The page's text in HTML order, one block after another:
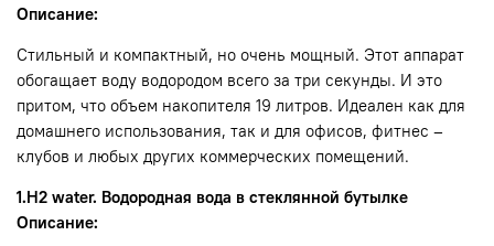
Описание:
Стильный и компактный, но очень мощный. Этот аппарат
обогащает воду водородом всего за три секунды. И это
притом, что объем накопителя 19 литров. Идеален как для
домашнего использования, так и для офисов, фитнес –
клубов и любых других коммерческих помещений.
1.H2 water. Водородная вода в стеклянной бутылке
Описание: